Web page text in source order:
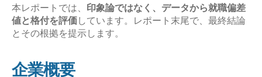
本レポートでは、
印象論ではなく、データから就職偏差
値と格付を評価しています。レポート末尾で、最終結論
とその根拠を提示します。
企業概要